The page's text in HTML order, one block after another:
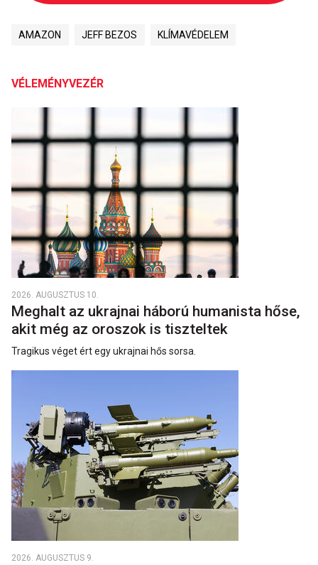
AMAZON JEFF BEZOS KLÍMAVÉDELEM
VÉLEMÉNYVEZÉR
2026. AUGUSZTUS 10.
Meghalt az ukrajnai háború humanista hőse,
akit még az oroszok is tiszteltek
Tragikus véget ért egy ukrajnai hős sorsa.
2026. AUGUSZTUS 9.